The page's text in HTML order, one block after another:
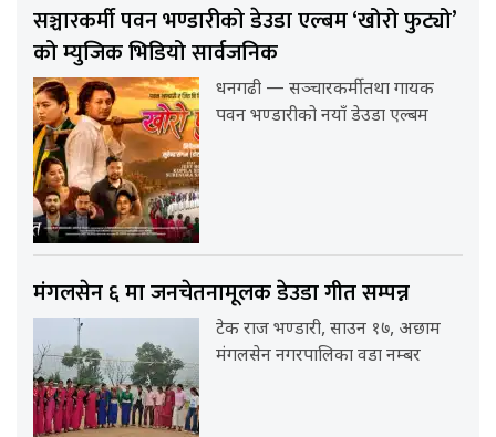
सञ्चारकर्मी पवन भण्डारीको डेउडा एल्बम ‘खोरो फुट्यो’
को म्युजिक भिडियो सार्वजनिक
धनगढी — सञ्चारकर्मी तथा गायक
पवन भण्डारीको नयाँ डेउडा एल्बम
मंगलसेन ६ मा जनचेतनामूलक डेउडा गीत सम्पन्न
टेक राज भण्डारी, साउन १७, अछाम
मंगलसेन नगरपालिका वडा नम्बर